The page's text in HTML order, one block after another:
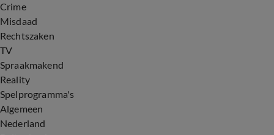
Crime
Misdaad
Rechtszaken
TV
Spraakmakend
Reality
Spelprogramma's
Algemeen
Nederland